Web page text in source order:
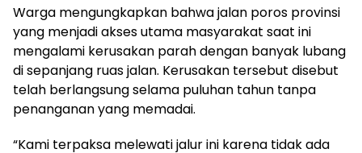
Warga mengungkapkan bahwa jalan poros provinsi
yang menjadi akses utama masyarakat saat ini
mengalami kerusakan parah dengan banyak lubang
di sepanjang ruas jalan. Kerusakan tersebut disebut
telah berlangsung selama puluhan tahun tanpa
penanganan yang memadai.
“Kami terpaksa melewati jalur ini karena tidak ada